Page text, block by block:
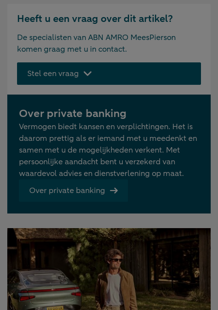
Heeft u een vraag over dit artikel?
De specialisten van ABN AMRO MeesPierson
komen graag met u in contact.
Stel een vraag
Over private banking
Vermogen biedt kansen en verplichtingen. Het is
daarom prettig als er iemand met u meedenkt en
samen met u de mogelijkheden verkent. Met
persoonlijke aandacht bent u verzekerd van
waardevol advies en dienstverlening op maat.
Over private banking